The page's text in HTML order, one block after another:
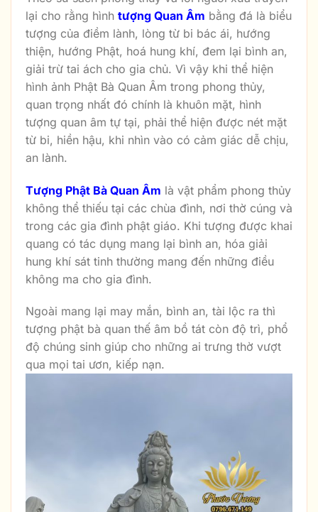
lại cho rằng hình tượng Quan Âm bằng đá là biểu
tượng của điềm lành, lòng từ bi bác ái, hướng
thiện, hướng Phật, hoá hung khí, đem lại bình an,
giải trừ tai ách cho gia chủ. Vì vậy khi thể hiện
hình ảnh Phật Bà Quan Âm trong phong thủy,
quan trọng nhất đó chính là khuôn mặt, hình
tượng quan âm tự tại, phải thể hiện được nét mặt
từ bi, hiền hậu, khi nhìn vào có cảm giác dễ chịu,
an lành.
Tượng Phật Bà Quan Âm là vật phẩm phong thủy
không thể thiếu tại các chùa đình, nơi thờ cúng và
trong các gia đình phật giáo. Khi tượng được khai
quang có tác dụng mang lại bình an, hóa giải
hung khí sát tinh thường mang đến những điều
không ma cho gia đình.
Ngoài mang lại may mắn, bình an, tài lộc ra thì
tượng phật bà quan thế âm bồ tát còn độ trì, phổ
độ chúng sinh giúp cho những ai trưng thờ vượt
qua mọi tai ươn, kiếp nạn.